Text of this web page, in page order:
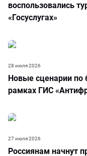
воспользовались
«Госуслугах»
Новые сценарии по
рамках ГИС
28 июля 2026
Россиянам начнут
27 июля 2026